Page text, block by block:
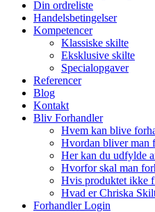
Din ordreliste
Handelsbetingelser
Kompetencer
Klassiske skilte
Eksklusive skilte
Specialopgaver
Referencer
Blog
Kontakt
Bliv Forhandler
Hvem kan blive
Hvordan bliver man
Her kan du udfylde
Hvorfor skal man
Hvis produktet ikke
Hvad er Chriska
Forhandler Login